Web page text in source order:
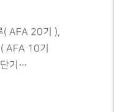
( AFA 20기 ),
AFA 10기
기